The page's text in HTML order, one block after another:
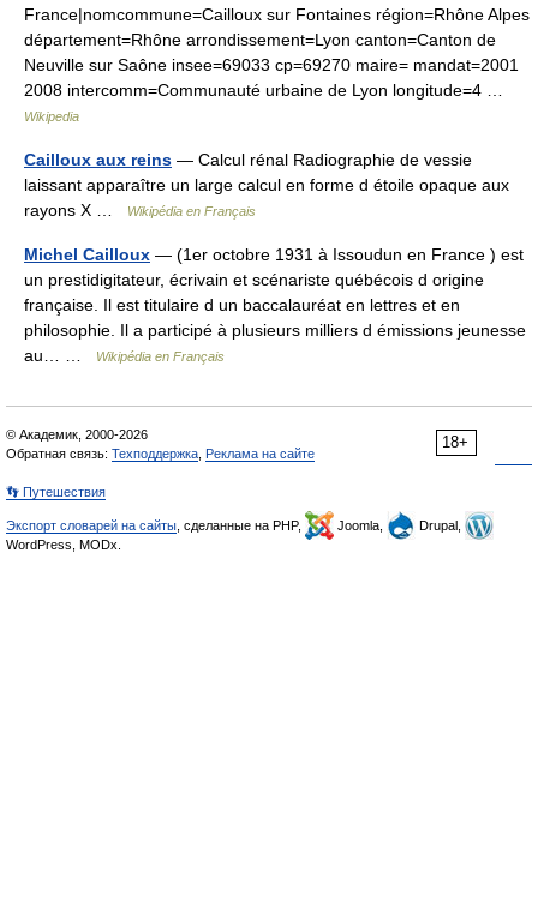
France|nomcommune=Cailloux sur Fontaines région=Rhône Alpes
département=Rhône arrondissement=Lyon canton=Canton de
Neuville sur Saône insee=69033 cp=69270 maire= mandat=2001
2008 intercomm=Communauté urbaine de Lyon longitude=4 …
Wikipedia
Cailloux aux reins — Calcul rénal Radiographie de vessie
laissant apparaître un large calcul en forme d étoile opaque aux
rayons X …
Wikipédia en Français
Michel Cailloux — (1er octobre 1931 à Issoudun en France ) est
un prestidigitateur, écrivain et scénariste québécois d origine
française. Il est titulaire d un baccalauréat en lettres et en
philosophie. Il a participé à plusieurs milliers d émissions jeunesse
au… …
Wikipédia en Français
18+
© Академик, 2000-2026
Обратная связь: Техподдержка Реклама на сайте
👣 Путешествия
Экспорт словарей на сайты , сделанные на PHP, Joomla,
Drupal,
WordPress, MODx.